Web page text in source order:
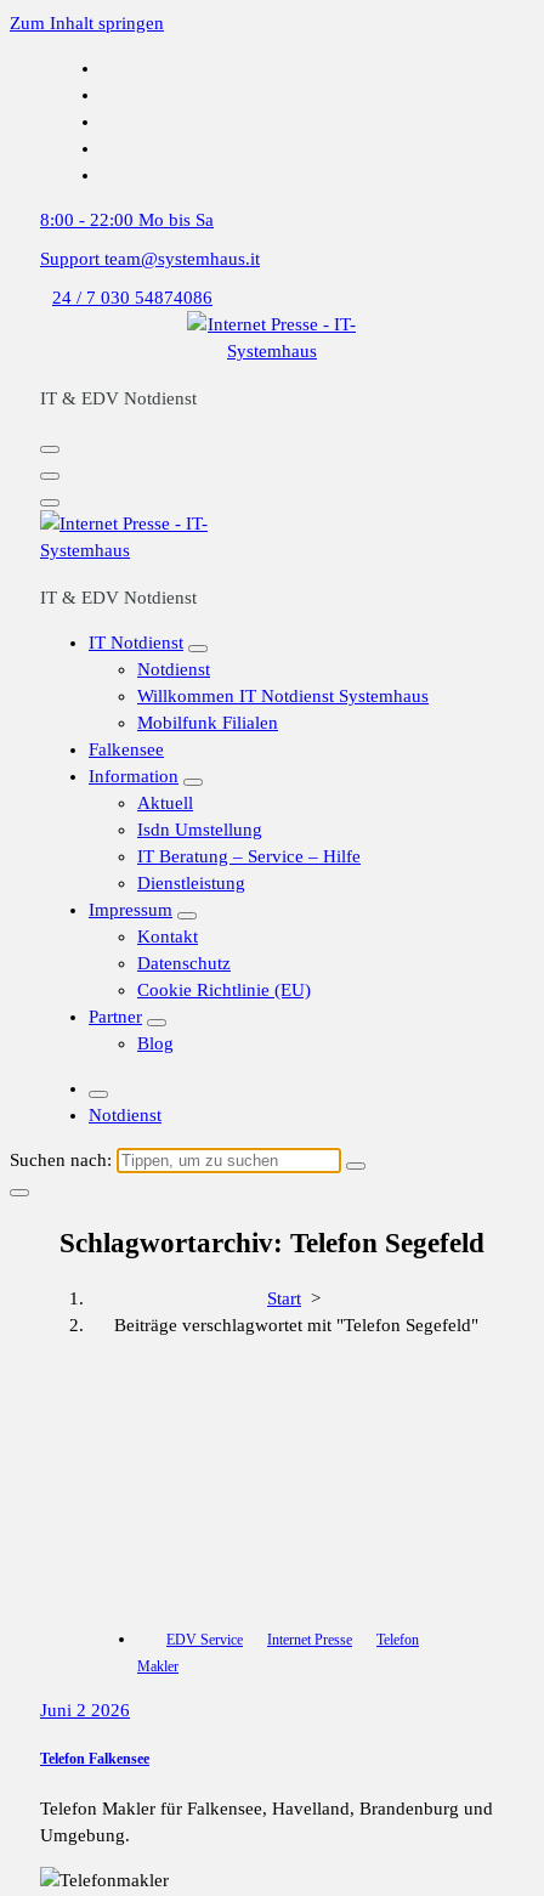
Zum Inhalt springen
8:00 - 22:00 Mo bis Sa
Support team@systemhaus.it
24 / 7 030 54874086
IT & EDV Notdienst
IT & EDV Notdienst
IT Notdienst
Notdienst
Willkommen IT Notdienst Systemhaus
Mobilfunk Filialen
Falkensee
Information
Aktuell
Isdn Umstellung
IT Beratung – Service – Hilfe
Dienstleistung
Impressum
Kontakt
Datenschutz
Cookie Richtlinie (EU)
Partner
Blog
Notdienst
Suchen nach:
Schlagwortarchiv: Telefon Segefeld
Start >
Beiträge verschlagwortet mit "Telefon Segefeld"
EDV Service Internet Presse
Telefon
Makler
Juni 2 2026
Telefon Falkensee
Telefon Makler für Falkensee, Havelland, Brandenburg und
Umgebung.